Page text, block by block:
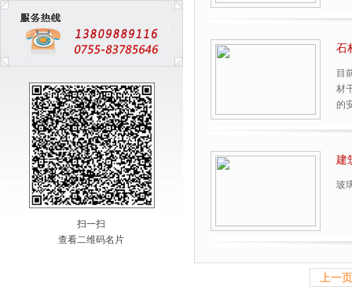
扫一扫
查看二维码名片
石
目
材
的
建
玻
上一页